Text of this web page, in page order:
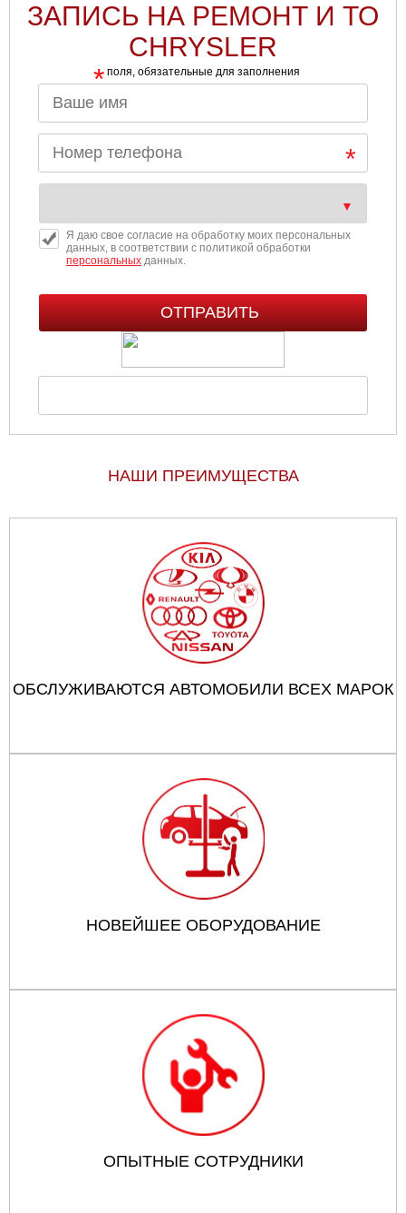
ЗАПИСЬ НА РЕМОНТ И ТО
CHRYSLER
* поля, обязательные для заполнения
Я даю свое согласие на обработку моих персональных
данных, в соответствии с политикой обработки
персональныхданных.
НАШИ ПРЕИМУЩЕСТВА
ОБСЛУЖИВАЮТСЯ АВТОМОБИЛИ ВСЕХ МАРОК
НОВЕЙШЕЕ ОБОРУДОВАНИЕ
ОПЫТНЫЕ СОТРУДНИКИ